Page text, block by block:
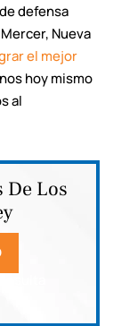
defensa
Nueva
el mejor
hoy mismo
al
De Los